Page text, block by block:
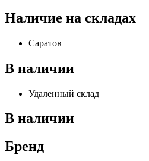
Наличие на складах
Саратов
В наличии
Удаленный склад
В наличии
Бренд